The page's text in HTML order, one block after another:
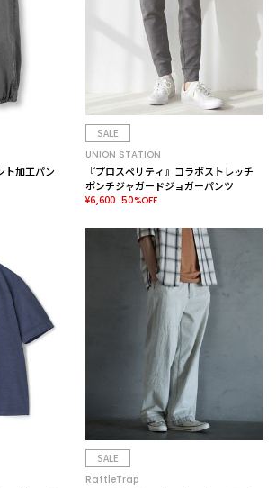
ト加工パン
SALE
UNION STATION
『プロスペリティ』コラボストレッチ
ポンチジャガードジョガーパンツ
¥6,600 50%OFF
SALE
RattleTrap